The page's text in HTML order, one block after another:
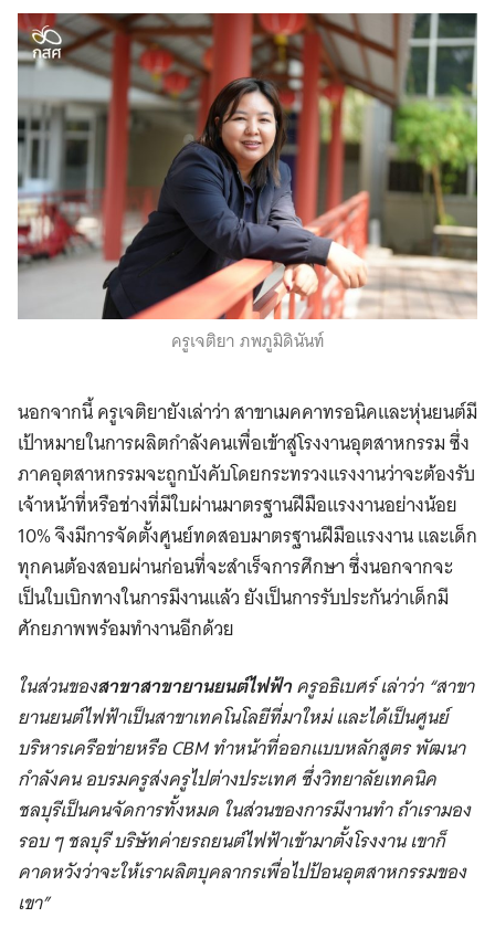
ครูเจติยา ภพภูมิดินันท์
นอกจากนี้ ครูเจติยายังเล่าว่า สาขาเมคคาทรอนิคและหุ่นยนต์มี
เป้าหมายในการผลิตกำลังคนเพื่อเข้าสู่โรงงานอุตสาหกรรม ซึ่ง
ภาคอุตสาหกรรมจะถูกบังคับโดยกระทรวงแรงงานว่าจะต้องรับ
เจ้าหน้าที่หรือช่างที่มีใบผ่านมาตรฐานฝีมือแรงงานอย่างน้อย
10% จึงมีการจัดตั้งศูนย์ทดสอบมาตรฐานฝีมือแรงงาน และเด็ก
ทุกคนต้องสอบผ่านก่อนที่จะสำเร็จการศึกษา ซึ่งนอกจากจะ
เป็นใบเบิกทางในการมีงานแล้ว ยังเป็นการรับประกันว่าเด็กมี
ศักยภาพพร้อมทำงานอีกด้วย
ในส่วนของสาขาสาขายานยนต์ไฟฟ้าครูอธิเบศร์ เล่าว่า “สาขา
ยานยนต์ไฟฟ้าเป็นสาขาเทคโนโลยีที่มาใหม่ และได้เป็นศูนย์
บริหารเครือข่ายหรือ CBM ทำหน้าที่ออกแบบหลักสูตร พัฒนา
กำลังคน อบรมครูส่งครูไปต่างประเทศ ซึ่งวิทยาลัยเทคนิค
ชลบุรีเป็นคนจัดการทั้งหมด ในส่วนของการมีงานทำ ถ้าเรามอง
รอบ ๆ ชลบุรี บริษัทค่ายรถยนต์ไฟฟ้าเข้ามาตั้งโรงงาน เขาก็
คาดหวังว่าจะให้เราผลิตบุคลากรเพื่อไปป้อนอุตสาหกรรมของ
เขา”